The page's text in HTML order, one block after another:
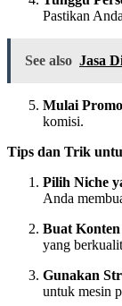
Pastikan
See also Jasa
Mulai
komisi.
Tips dan Trik
Pilih Niche
Anda
Buat
yang
Gunakan
untuk mesin